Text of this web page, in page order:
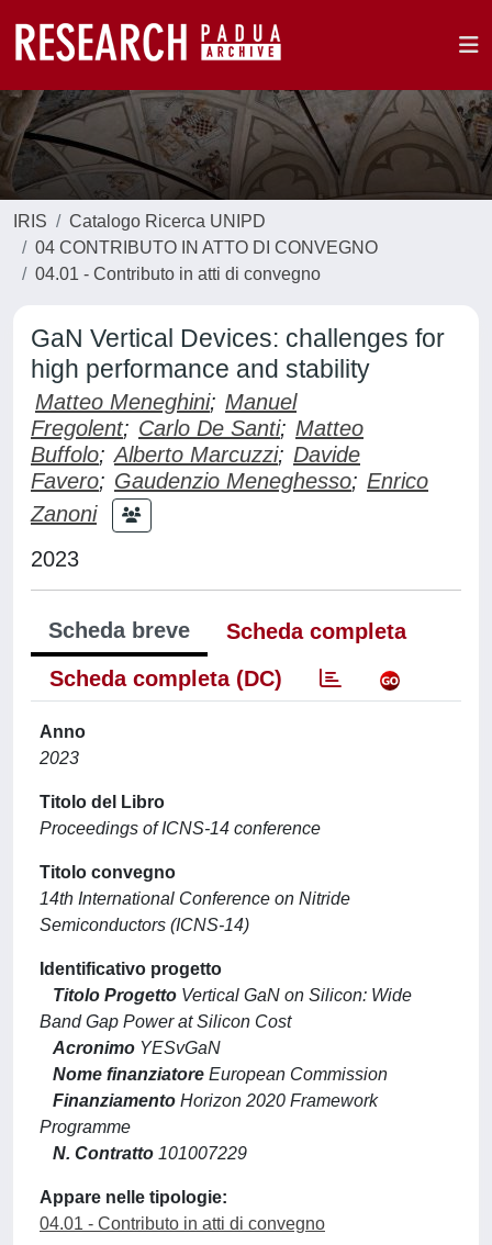
IRIS
Catalogo Ricerca UNIPD
04 CONTRIBUTO IN ATTO DI CONVEGNO
04.01 - Contributo in atti di convegno
GaN Vertical Devices: challenges for
high performance and stability
Matteo Meneghini; Manuel
Fregolent; Carlo De Santi; Matteo
Buffolo; Alberto Marcuzzi; Davide
Favero; Gaudenzio Meneghesso; Enrico
Zanoni
2023
Scheda breve
Scheda completa
Scheda completa (DC)
Anno
2023
Titolo del Libro
Proceedings of ICNS-14 conference
Titolo convegno
14th International Conference on Nitride
Semiconductors (ICNS-14)
Identificativo progetto
Titolo Progetto Vertical GaN on Silicon: Wide
Band Gap Power at Silicon Cost
Acronimo YESvGaN
Nome finanziatore European Commission
Finanziamento Horizon 2020 Framework
Programme
N. Contratto 101007229
Appare nelle tipologie:
04.01 - Contributo in atti di convegno